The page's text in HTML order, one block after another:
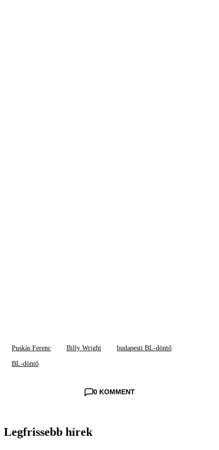
Puskás Ferenc Billy Wright budapesti BL-döntő
BL-döntő
0 KOMMENT
Legfrissebb hírek